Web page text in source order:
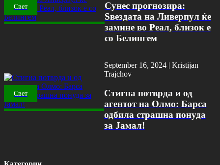
Свет
Сунес прогнозира:
Ѕвездата на Ливерпул ќе
замине во Реал, близок е
со Белингем
Свет
September 16, 2024 | Kristijan
Trajchov
Стигна потврда и од
агентот на Олмо: Барса
одбила страшна понуда
за Јамал!